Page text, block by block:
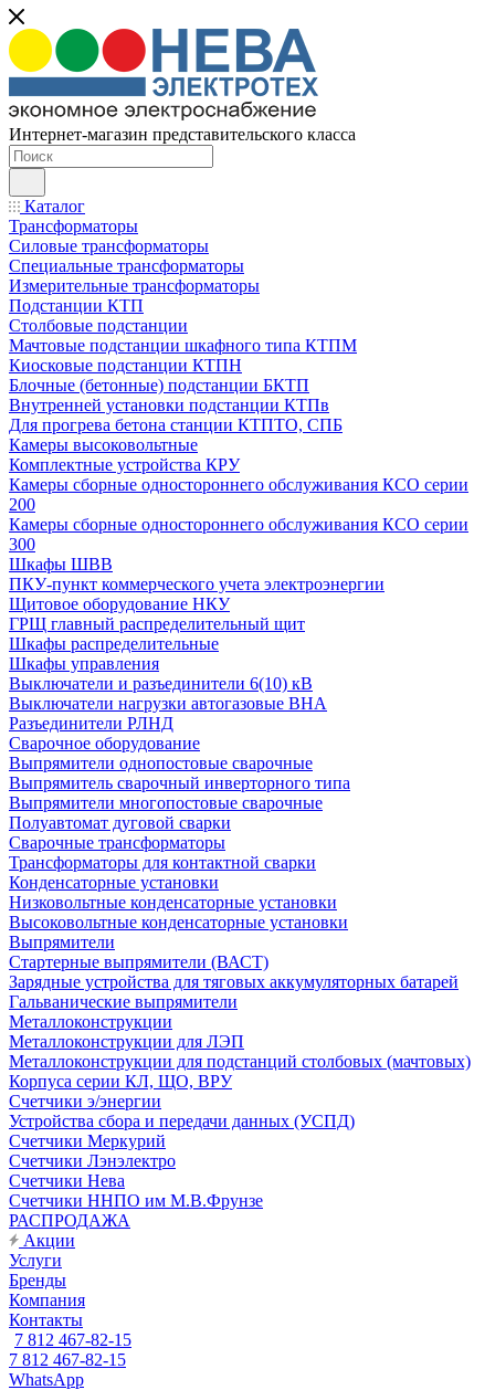
Интернет-магазин представительского класса
Каталог
Трансформаторы
Силовые трансформаторы
Специальные трансформаторы
Измерительные трансформаторы
Подстанции КТП
Столбовые подстанции
Мачтовые подстанции шкафного типа КТПМ
Киосковые подстанции КТПН
Блочные (бетонные) подстанции БКТП
Внутренней установки подстанции КТПв
Для прогрева бетона станции КТПТО, СПБ
Камеры высоковольтные
Комплектные устройства КРУ
Камеры сборные одностороннего обслуживания КСО серии
200
Камеры сборные одностороннего обслуживания КСО серии
300
Шкафы ШВВ
ПКУ-пункт коммерческого учета электроэнергии
Щитовое оборудование НКУ
ГРЩ главный распределительный щит
Шкафы распределительные
Шкафы управления
Выключатели и разъединители 6(10) кВ
Выключатели нагрузки автогазовые ВНА
Разъединители РЛНД
Сварочное оборудование
Выпрямители однопостовые сварочные
Выпрямитель сварочный инверторного типа
Выпрямители многопостовые сварочные
Полуавтомат дуговой сварки
Сварочные трансформаторы
Трансформаторы для контактной сварки
Конденсаторные установки
Низковольтные конденсаторные установки
Высоковольтные конденсаторные установки
Выпрямители
Стартерные выпрямители (ВАСТ)
Зарядные устройства для тяговых аккумуляторных батарей
Гальванические выпрямители
Металлоконструкции
Металлоконструкции для ЛЭП
Металлоконструкции для подстанций столбовых (мачтовых)
Корпуса серии КЛ, ЩО, ВРУ
Счетчики э/энергии
Устройства сбора и передачи данных (УСПД)
Счетчики Меркурий
Счетчики Лэнэлектро
Счетчики Нева
Счетчики ННПО им М.В.Фрунзе
РАСПРОДАЖА
Акции
Услуги
Бренды
Компания
Контакты
7 812 467-82-15
7 812 467-82-15
WhatsApp